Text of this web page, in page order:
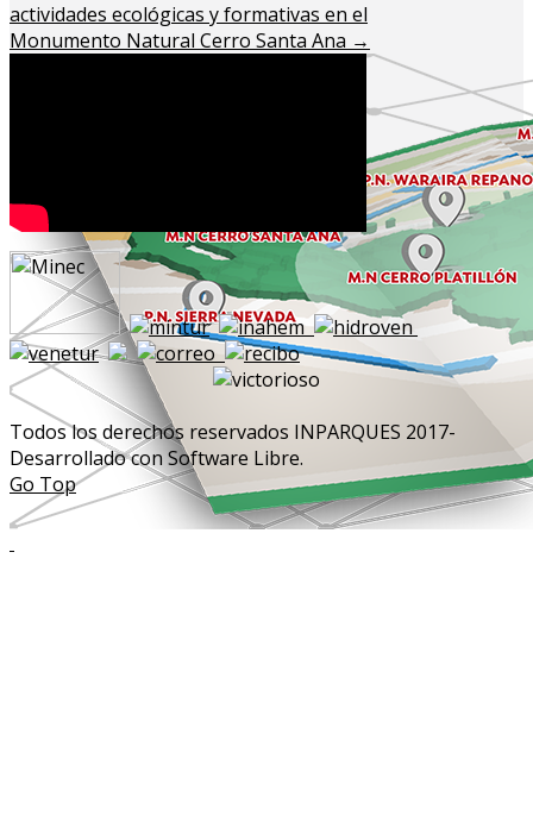
actividades ecológicas y formativas en el
Monumento Natural Cerro Santa Ana →
Todos los derechos reservados INPARQUES 2017-
Desarrollado con Software Libre.
Go Top